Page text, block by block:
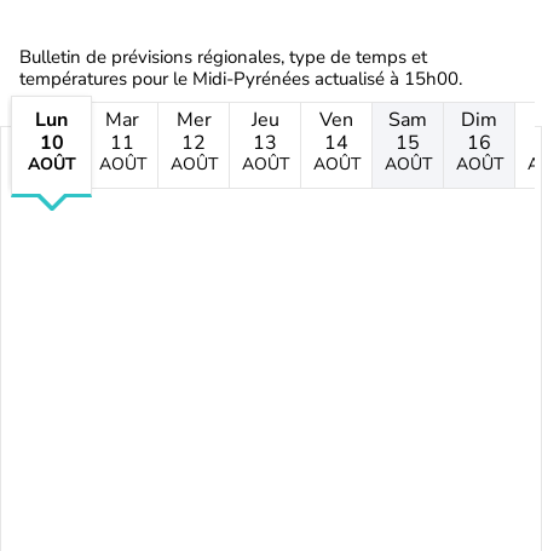
Bulletin de prévisions régionales, type de temps et
températures pour le Midi-Pyrénées actualisé à 15h00.
Lun
10
AOÛT
Mar
11
AOÛT
Mer
12
AOÛT
Jeu
13
AOÛT
Ven
14
AOÛT
Sam
15
AOÛT
Dim
16
AOÛT